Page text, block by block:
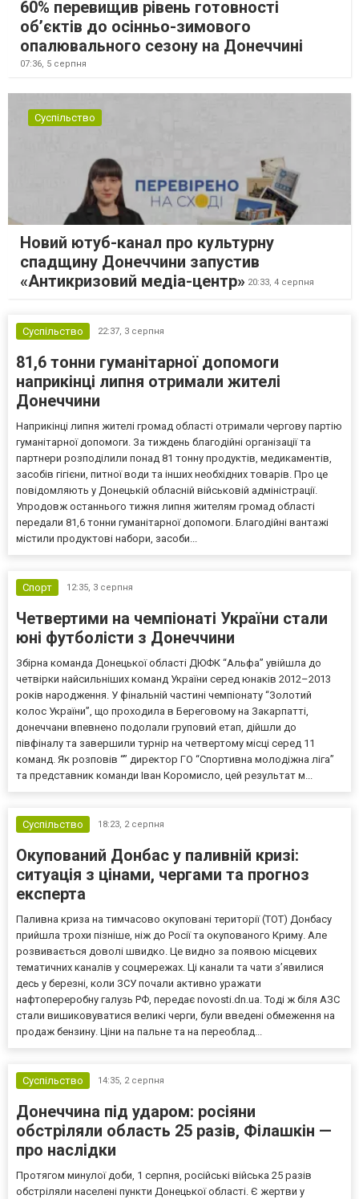
60% перевищив рівень готовності
об’єктів до осінньо-зимового
опалювального сезону на Донеччині
07:36, 5 серпня
Суспільство
Новий ютуб-канал про культурну
спадщину Донеччини запустив
«Антикризовий медіа-центр» 20:33, 4 серпня
Суспільство 22:37, 3 серпня
81,6 тонни гуманітарної допомоги
наприкінці липня отримали жителі
Донеччини
Наприкінці липня жителі громад області отримали чергову партію
гуманітарної допомоги. За тиждень благодійні організації та
партнери розподілили понад 81 тонну продуктів, медикаментів,
засобів гігієни, питної води та інших необхідних товарів. Про це
повідомляють у Донецькій обласній військовій адміністрації.
Упродовж останнього тижня липня жителям громад області
передали 81,6 тонни гуманітарної допомоги. Благодійні вантажі
містили продуктові набори, засоби...
Спорт 12:35, 3 серпня
Четвертими на чемпіонаті України стали
юні футболісти з Донеччини
Збірна команда Донецької області ДЮФК “Альфа” увійшла до
четвірки найсильніших команд України серед юнаків 2012–2013
років народження. У фінальній частині чемпіонату “Золотий
колос України”, що проходила в Береговому на Закарпатті,
донеччани впевнено подолали груповий етап, дійшли до
півфіналу та завершили турнір на четвертому місці серед 11
команд. Як розповів “” директор ГО “Спортивна молодіжна ліга”
та представник команди Іван Коромисло, цей результат м...
Суспільство 18:23, 2 серпня
Окупований Донбас у паливній кризі:
ситуація з цінами, чергами та прогноз
експерта
Паливна криза на тимчасово окуповані території (ТОТ) Донбасу
прийшла трохи пізніше, ніж до Росії та окупованого Криму. Але
розвивається доволі швидко. Це видно за появою місцевих
тематичних каналів у соцмережах. Ці канали та чати з’явилися
десь у березні, коли ЗСУ почали активно уражати
нафтопереробну галузь РФ, передає novosti.dn.ua. Тоді ж біля АЗС
стали вишиковуватися великі черги, були введені обмеження на
продаж бензину. Ціни на пальне та на переоблад...
Суспільство 14:35, 2 серпня
Донеччина під ударом: росіяни
обстріляли область 25 разів, Філашкін —
про наслідки
Протягом минулої доби, 1 серпня, російські війська 25 разів
обстріляли населені пункти Донецької області. Є жертви у